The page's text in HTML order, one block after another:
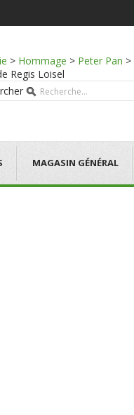
> Hommage > Peter Pan >
Regis Loisel
MAGASIN GÉNÉRAL